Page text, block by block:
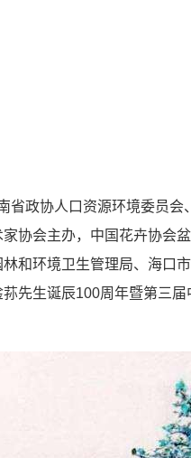
省政协人口资源环境委员
协会主办，中国花卉协会
和环境卫生管理局、海口
先生诞辰100周年暨第三